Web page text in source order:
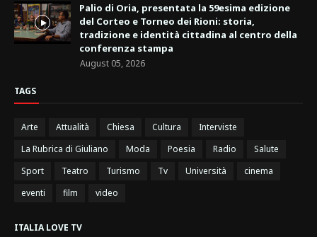
Palio di Oria, presentata la 59esima edizione
del Corteo e Torneo dei Rioni: storia,
tradizione e identità cittadina al centro della
conferenza stampa
August 05, 2026
TAGS
Arte Attualità Chiesa Cultura
Interviste
La Rubrica di Giuliano
Moda Poesia Radio
Salute
Sport
Teatro Turismo Tv Università
cinema
eventi
film video
ITALIA LOVE TV